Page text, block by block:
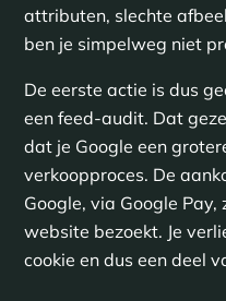
attributen, slechte
ben je simpelweg niet
De eerste actie is dus
een feed-audit. Dat
dat je Google een
verkoopproces. De
Google, via Google
website bezoekt. Je
cookie en dus een deel